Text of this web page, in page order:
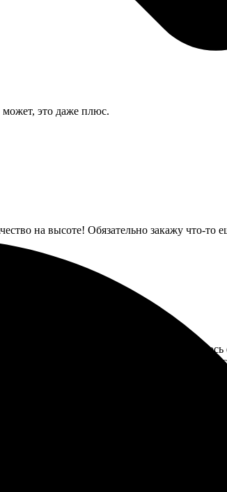
это даже плюс.
на высоте! Обязательно закажу что-то
с моими требованиями. Получилось
Рекомендую всем, кто ценит стиль и
Процесс оформления на сайте прост